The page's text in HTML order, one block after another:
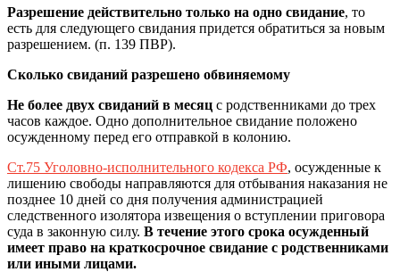
Разрешение действительно только на одно свидание, то
есть для следующего свидания придется обратиться за новым
разрешением. (п. 139 ПВР).
Сколько свиданий разрешено обвиняемому
Не более двух свиданий в месяц с родственниками до трех
часов каждое. Одно дополнительное свидание положено
осужденному перед его отправкой в колонию.
Ст.75 Уголовно-исполнительного кодекса РФ, осужденные к
лишению свободы направляются для отбывания наказания не
позднее 10 дней со дня получения администрацией
следственного изолятора извещения о вступлении приговора
суда в законную силу. В течение этого срока осужденный
имеет право на краткосрочное свидание с родственниками
или иными лицами.